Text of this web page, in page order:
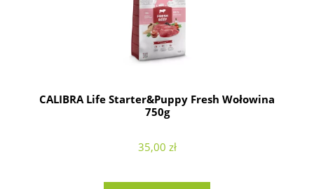
CALIBRA Life Starter&Puppy Fresh Wołowina
750g
35,00 zł